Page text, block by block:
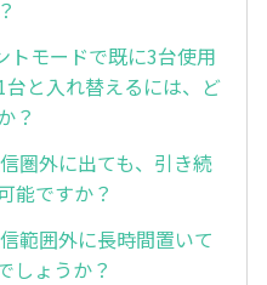
トモードで既に3台使用
と入れ替えるには、ど
？
圏外に出ても、引き続
能ですか？
範囲外に長時間置いて
しょうか？